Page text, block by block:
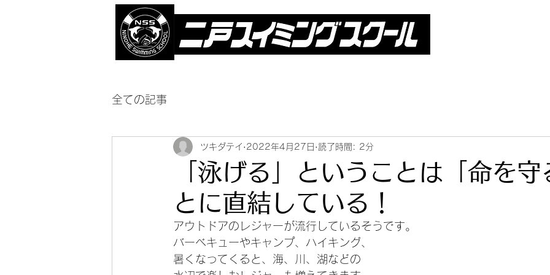
全ての記事
「泳げる」ということは「命を守
とに直結している！
ツキダテイ 2022年4月27日 読了時間: 2分
アウトドアのレジャーが流行しているそうです。
バーベキューやキャンプ、ハイキング、
暑くなってくると、海、川、湖などの